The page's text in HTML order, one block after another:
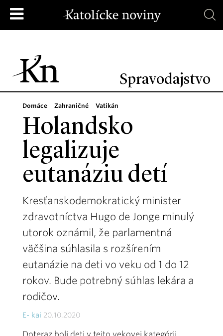
Spravodajstvo
Domáce Zahraničné Vatikán
Holandsko
legalizuje
eutanáziu detí
Kresťanskodemokratický minister
zdravotníctva Hugo de Jonge minulý
utorok oznámil, že parlamentná
väčšina súhlasila s rozšírením
eutanázie na deti vo veku od 1 do 12
rokov. Bude potrebný súhlas lekára a
rodičov.
E- kai 20.10.2020